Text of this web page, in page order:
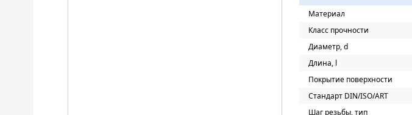
Материал
Класс прочности
Диаметр, d
Длина, l
Покрытие поверхности
Стандарт DIN/ISO/ART
Шаг резьбы, тип